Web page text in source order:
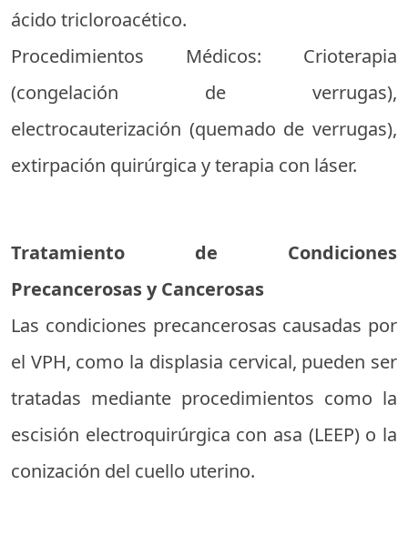
ácido tricloroacético.
Procedimientos Médicos: Crioterapia
(congelación de verrugas),
electrocauterización (quemado de verrugas),
extirpación quirúrgica y terapia con láser.
Tratamiento de Condiciones
Precancerosas y Cancerosas
Las condiciones precancerosas causadas por
el VPH, como la displasia cervical, pueden ser
tratadas mediante procedimientos como la
escisión electroquirúrgica con asa (LEEP) o la
conización del cuello uterino.